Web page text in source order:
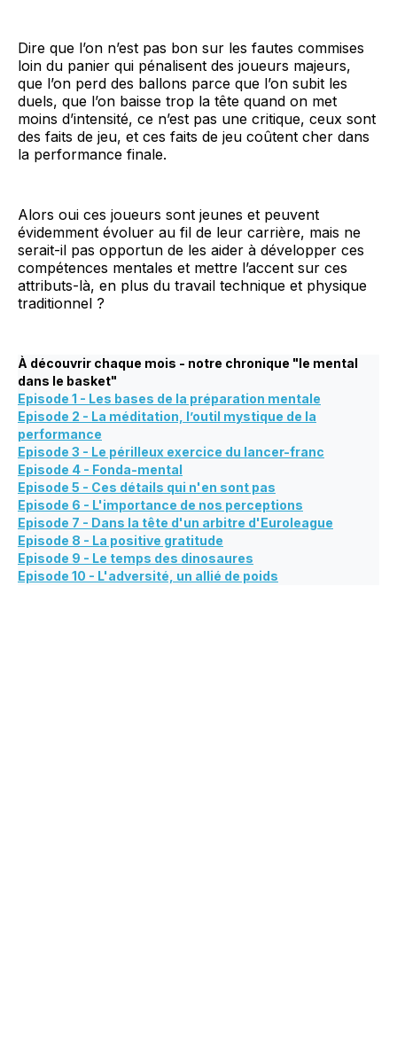
Dire que l’on n’est pas bon sur les fautes commises
loin du panier qui pénalisent des joueurs majeurs,
que l’on perd des ballons parce que l’on subit les
duels, que l’on baisse trop la tête quand on met
moins d’intensité, ce n’est pas une critique, ceux sont
des faits de jeu, et ces faits de jeu coûtent cher dans
la performance finale.
Alors oui ces joueurs sont jeunes et peuvent
évidemment évoluer au fil de leur carrière, mais ne
serait-il pas opportun de les aider à développer ces
compétences mentales et mettre l’accent sur ces
attributs-là, en plus du travail technique et physique
traditionnel ?
À découvrir chaque mois - notre chronique "le mental
dans le basket"
Episode 1 - Les bases de la préparation mentale
Episode 2 - La méditation, l’outil mystique de la
performance
Episode 3 - Le périlleux exercice du lancer-franc
Episode 4 - Fonda-mental
Episode 5 - Ces détails qui n'en sont pas
Episode 6 - L'importance de nos perceptions
Episode 7 - Dans la tête d'un arbitre d'Euroleague
Episode 8 - La positive gratitude
Episode 9 - Le temps des dinosaures
Episode 10 - L'adversité, un allié de poids